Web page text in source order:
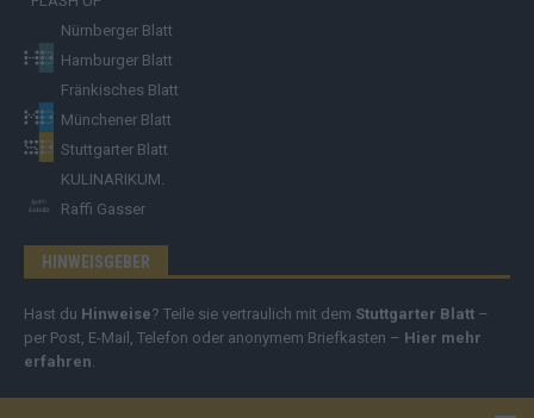
Nürnberger Blatt
Hamburger Blatt
Fränkisches Blatt
Münchener Blatt
Stuttgarter Blatt
KULINARIKUM.
Raffi Gasser
HINWEISGEBER
Hast du Hinweise? Teile sie vertraulich mit dem Stuttgarter Blatt –
per Post, E-Mail, Telefon oder anonymem Briefkasten – Hier mehr
erfahren.